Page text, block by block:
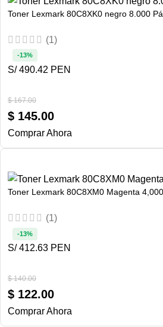
Toner Lexmark 80C8XK0 negro 8.000
(1)
$167.00
$ 145.00
-13%
S/ 490.42 PEN
Comprar Ahora
Toner Lexmark 80C8XM0 Magenta
(1)
$140.00
$ 122.00
-13%
S/ 412.63 PEN
Comprar Ahora